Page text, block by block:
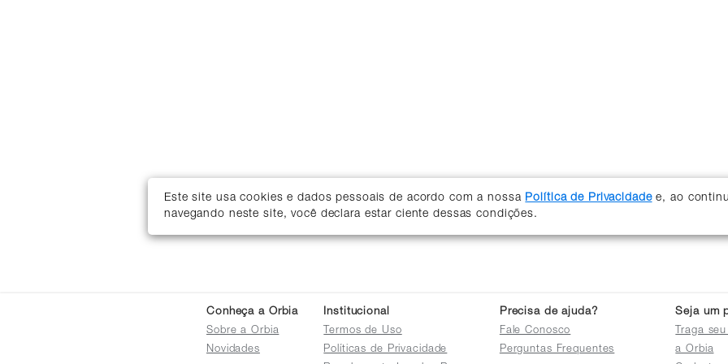
Este site usa cookies e dados pessoais de acordo com a nossa Política de Privacidadee, ao
navegando neste site, você declara estar ciente dessas condições.
Conheça a Orbia
Sobre a Orbia
Novidades
Institucional
Termos de Uso
Políticas de Privacidade
Precisa de ajuda?
Fale Conosco
Perguntas Frequentes
Seja um
Traga
a Orbia